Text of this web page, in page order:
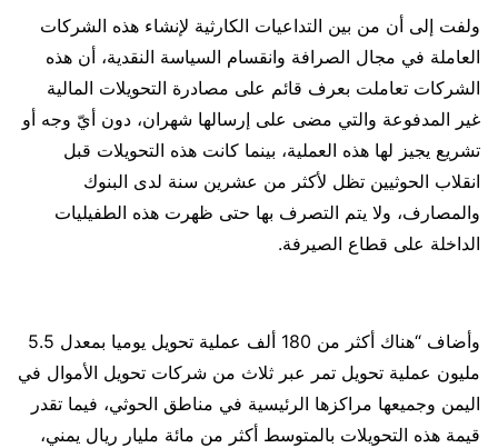
ولفت إلى أن من بين التداعيات الكارثية لإنشاء هذه الشركات
العاملة في مجال الصرافة وانقسام السياسة النقدية، أن هذه
الشركات تعاملت بعرف قائم على مصادرة التحويلات المالية
غير المدفوعة والتي مضى على إرسالها شهران، دون أيّ وجه أو
تشريع يجيز لها هذه العملية، بينما كانت هذه التحويلات قبل
انقلاب الحوثيين تظل لأكثر من عشرين سنة لدى البنوك
والمصارف، ولا يتم التصرف بها حتى ظهرت هذه الطفيليات
الداخلة على قطاع الصيرفة.
وأضاف “هناك أكثر من 180 ألف عملية تحويل يوميا بمعدل 5.5
مليون عملية تحويل تمر عبر ثلاث من شركات تحويل الأموال في
اليمن وجميعها مراكزها الرئيسية في مناطق الحوثي، فيما تقدر
قيمة هذه التحويلات بالمتوسط أكثر من مائة مليار ريال يمني،